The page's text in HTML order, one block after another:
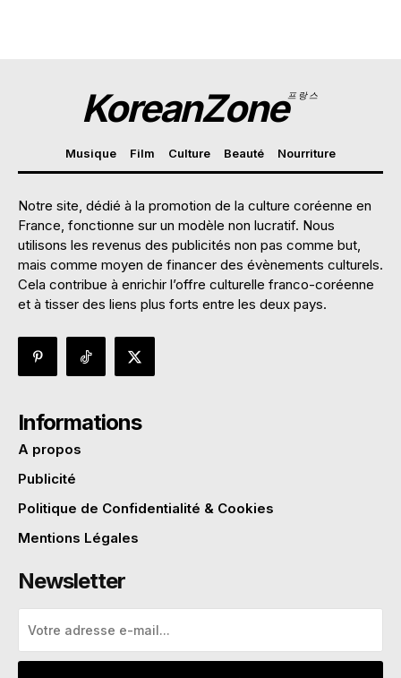
KoreanZone프랑스
Musique Film Culture Beauté Nourriture
Notre site, dédié à la promotion de la culture coréenne en
France, fonctionne sur un modèle non lucratif. Nous
utilisons les revenus des publicités non pas comme but,
mais comme moyen de financer des évènements culturels.
Cela contribue à enrichir l’offre culturelle franco-coréenne
et à tisser des liens plus forts entre les deux pays.
Informations
A propos
Publicité
Politique de Confidentialité & Cookies
Mentions Légales
Newsletter